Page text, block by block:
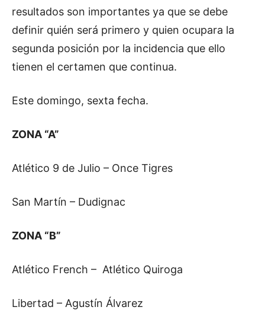
resultados son importantes ya que se debe
definir quién será primero y quien ocupara la
segunda posición por la incidencia que ello
tienen el certamen que continua.
Este domingo, sexta fecha.
ZONA “A”
Atlético 9 de Julio – Once Tigres
San Martín – Dudignac
ZONA “B”
Atlético French – Atlético Quiroga
Libertad – Agustín Álvarez